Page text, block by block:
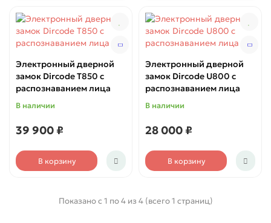
Электронный дверной
замок Dircode T850 с
распознаванием лица
В наличии
39 900 ₽
В корзину
Электронный дверной
замок Dircode U800 с
распознаванием лица
В наличии
28 000 ₽
В корзину
Показано с 1 по 4 из 4 (всего 1 страниц)